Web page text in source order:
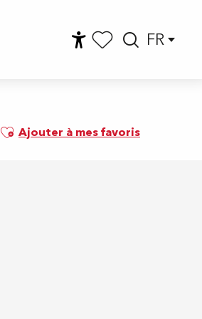
FR
Ajouter aux favoris
Ajouter à mes favoris